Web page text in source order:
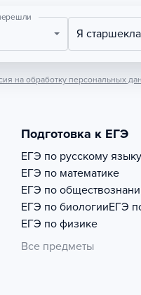
Я
на обработку персональных
Подготовка к ЕГЭ
ЕГЭ по русскому языку
ЕГЭ по математике
ЕГЭ по
ЕГЭ по биологииЕГЭ
ЕГЭ по физике
Все предметы